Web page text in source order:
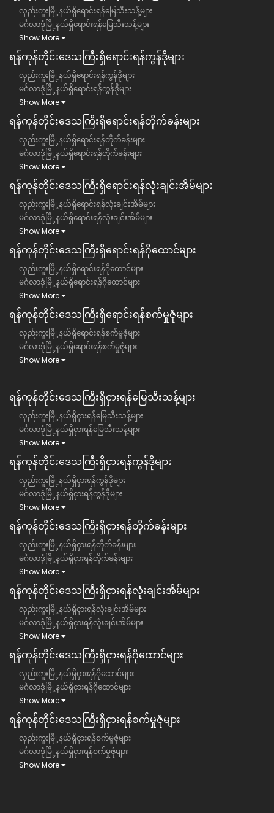
လှည်းကူးမြို့နယ်ရှိရောင်းရန်မြေသီးသန့်များ
မင်္ဂလာဒုံမြို့နယ်ရှိရောင်းရန်မြေသီးသန့်များ
Show More
ရန်ကုန်တိုင်းဒေသကြီး​ရှိရောင်းရန်ကွန်ဒိုများ
လှည်းကူးမြို့နယ်ရှိရောင်းရန်ကွန်ဒိုများ
မင်္ဂလာဒုံမြို့နယ်ရှိရောင်းရန်ကွန်ဒိုများ
Show More
ရန်ကုန်တိုင်းဒေသကြီး​ရှိရောင်းရန်တိုက်ခန်းများ
လှည်းကူးမြို့နယ်ရှိရောင်းရန်တိုက်ခန်းများ
မင်္ဂလာဒုံမြို့နယ်ရှိရောင်းရန်တိုက်ခန်းများ
Show More
ရန်ကုန်တိုင်းဒေသကြီး​ရှိရောင်းရန်လုံးချင်းအိမ်များ
လှည်းကူးမြို့နယ်ရှိရောင်းရန်လုံးချင်းအိမ်များ
မင်္ဂလာဒုံမြို့နယ်ရှိရောင်းရန်လုံးချင်းအိမ်များ
Show More
ရန်ကုန်တိုင်းဒေသကြီး​ရှိရောင်းရန်ဂိုထောင်များ
လှည်းကူးမြို့နယ်ရှိရောင်းရန်ဂိုထောင်များ
မင်္ဂလာဒုံမြို့နယ်ရှိရောင်းရန်ဂိုထောင်များ
Show More
ရန်ကုန်တိုင်းဒေသကြီး​ရှိရောင်းရန်စက်မှုဇုံများ
လှည်းကူးမြို့နယ်ရှိရောင်းရန်စက်မှုဇုံများ
မင်္ဂလာဒုံမြို့နယ်ရှိရောင်းရန်စက်မှုဇုံများ
Show More
ရန်ကုန်တိုင်းဒေသကြီး​​ရှိငှားရန်မြေသီးသန့်များ
လှည်းကူးမြို့နယ်ရှိငှားရန်မြေသီးသန့်များ
မင်္ဂလာဒုံမြို့နယ်ရှိငှားရန်မြေသီးသန့်များ
Show More
ရန်ကုန်တိုင်းဒေသကြီး​​ရှိငှားရန်ကွန်ဒိုများ
လှည်းကူးမြို့နယ်ရှိငှားရန်ကွန်ဒိုများ
မင်္ဂလာဒုံမြို့နယ်ရှိငှားရန်ကွန်ဒိုများ
Show More
ရန်ကုန်တိုင်းဒေသကြီး​​ရှိငှားရန်တိုက်ခန်းများ
လှည်းကူးမြို့နယ်ရှိငှားရန်တိုက်ခန်းများ
မင်္ဂလာဒုံမြို့နယ်ရှိငှားရန်တိုက်ခန်းများ
Show More
ရန်ကုန်တိုင်းဒေသကြီး​​ရှိငှားရန်လုံးချင်းအိမ်များ
လှည်းကူးမြို့နယ်ရှိငှားရန်လုံးချင်းအိမ်များ
မင်္ဂလာဒုံမြို့နယ်ရှိငှားရန်လုံးချင်းအိမ်များ
Show More
ရန်ကုန်တိုင်းဒေသကြီး​​ရှိငှားရန်ဂိုထောင်များ
လှည်းကူးမြို့နယ်ရှိငှားရန်ဂိုထောင်များ
မင်္ဂလာဒုံမြို့နယ်ရှိငှားရန်ဂိုထောင်များ
Show More
ရန်ကုန်တိုင်းဒေသကြီး​​ရှိငှားရန်စက်မှုဇုံများ
လှည်းကူးမြို့နယ်ရှိငှားရန်စက်မှုဇုံများ
မင်္ဂလာဒုံမြို့နယ်ရှိငှားရန်စက်မှုဇုံများ
Show More